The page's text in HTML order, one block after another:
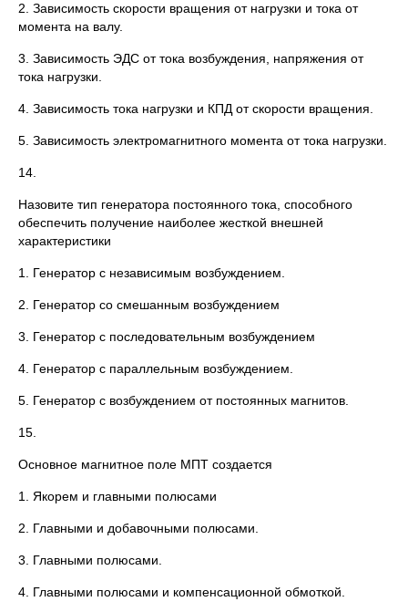
2. Зависимость скорости вращения от нагрузки и тока от
момента на валу.
3. Зависимость ЭДС от тока возбуждения, напряжения от
тока нагрузки.
4. Зависимость тока нагрузки и КПД от скорости вращения.
5. Зависимость электромагнитного момента от тока нагрузки.
14.
Назовите тип генератора постоянного тока, способного
обеспечить получение наиболее жесткой внешней
характеристики
1. Генератор с независимым возбуждением.
2. Генератор со смешанным возбуждением
3. Генератор с последовательным возбуждением
4. Генератор с параллельным возбуждением.
5. Генератор с возбуждением от постоянных магнитов.
15.
Основное магнитное поле МПТ создается
1. Якорем и главными полюсами
2. Главными и добавочными полюсами.
3. Главными полюсами.
4. Главными полюсами и компенсационной обмоткой.